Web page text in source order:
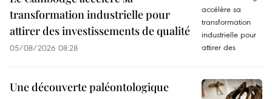
transformation industrielle pour
attirer des investissements de qualité
05/08/2026 08:28
Une découverte paléontologique